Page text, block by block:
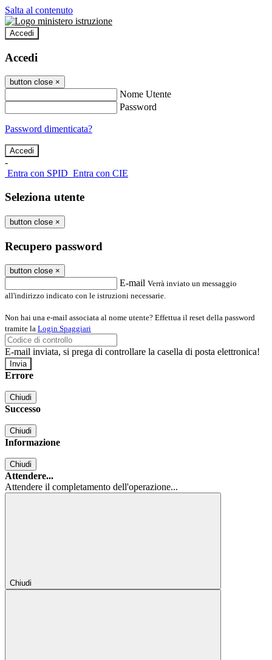
Salta al contenuto
Accedi
Accedi
button close ×
Nome Utente
Password
Password dimenticata?
-
Entra con SPID Entra con CIE
Seleziona utente
button close ×
Recupero password
button close ×
E-mail Verrà inviato un messaggio
all'indirizzo indicato con le istruzioni necessarie.
Non hai una e-mail associata al nome utente? Effettua il reset della password
tramite la Login Spaggiari
E-mail inviata, si prega di controllare la casella di posta elettronica!
Errore
Chiudi
Successo
Chiudi
Informazione
Chiudi
Attendere...
Attendere il completamento dell'operazione...
Chiudi